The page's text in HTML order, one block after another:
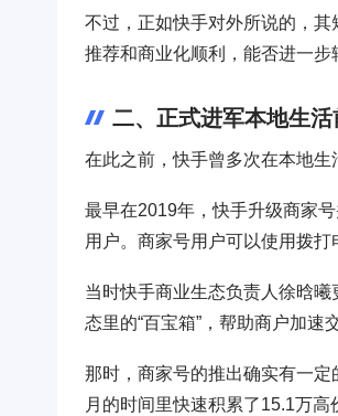
不过，正如快手对外所说的，
推荐和商业化顺利，能否进一步
二、正式进军本地生
在此之前，快手曾多次在本地生
最早在2019年，快手升级商家
用户。商家号用户可以使用拨打
当时快手商业生态负责人徐晗曦
态里的“百宝箱”，帮助商户加速
那时，商家号的推出确实有一定
月的时间里快速积累了15.1万高